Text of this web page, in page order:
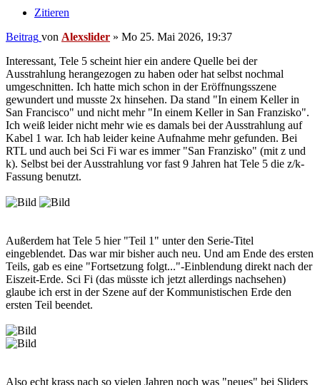
Zitieren
Beitrag von Alexslider » Mo 25. Mai 2026, 19:37
Interessant, Tele 5 scheint hier ein andere Quelle bei der
Ausstrahlung herangezogen zu haben oder hat selbst nochmal
umgeschnitten. Ich hatte mich schon in der Eröffnungsszene
gewundert und musste 2x hinsehen. Da stand "In einem Keller in
San Francisco" und nicht mehr "In einem Keller in San Franzisko".
Ich weiß leider nicht mehr wie es damals bei der Ausstrahlung auf
Kabel 1 war. Ich hab leider keine Aufnahme mehr gefunden. Bei
RTL und auch bei Sci Fi war es immer "San Franzisko" (mit z und
k). Selbst bei der Ausstrahlung vor fast 9 Jahren hat Tele 5 die z/k-
Fassung benutzt.
Außerdem hat Tele 5 hier "Teil 1" unter den Serie-Titel
eingeblendet. Das war mir bisher auch neu. Und am Ende des ersten
Teils, gab es eine "Fortsetzung folgt..."-Einblendung direkt nach der
Eiszeit-Erde. Sci Fi (das müsste ich jetzt allerdings nachsehen)
glaube ich erst in der Szene auf der Kommunistischen Erde den
ersten Teil beendet.
Also echt krass nach so vielen Jahren noch was "neues" bei Sliders